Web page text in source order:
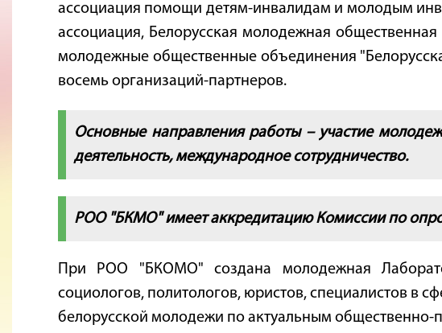
ассоциация помощи детям-инвалидам и молодым
ассоциация, Белорусская молодежная
молодежные общественные объединения
восемь организаций-партнеров.
Основные направления работы – участие
деятельность, международное сотрудничество.
РОО "БКМО" имеет аккредитацию Комиссии по
При РОО "БКОМО" создана молодежная
социологов, политологов, юристов, специалистов в
белорусской молодежи по актуальным общественно-